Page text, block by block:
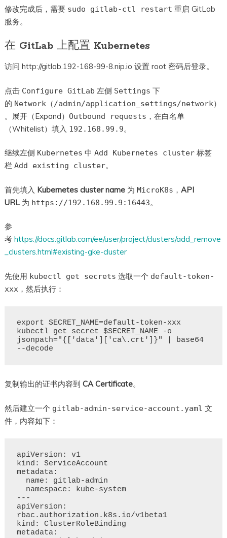
修改完成后，需要 sudo gitlab-ctl restart 重启 GitLab
服务。
在 GitLab 上配置 Kubernetes
访问 http://gitlab.192-168-99-8.nip.io 设置 root 密码后登录。
点击 Configure GitLab 左侧 Settings 下
的 Network （ /admin/application_settings/network）
。展开（Expand） Outbound requests ，在白名单
（Whitelist）填入 192.168.99.9。
继续左侧 Kubernetes 中 Add Kubernetes cluster标签
栏 Add existing cluster。
首先填入 Kubernetes cluster name为 MicroK8s ， API
URL为 https://192.168.99.9:16443。
参
考 https://docs.gitlab.com/ee/user/project/clusters/add_remove
_clusters.html#existing-gke-cluster
先使用 kubectl get secrets 选取一个 default-token-
xxx ，然后执行：
export SECRET_NAME=default-token-xxx
kubectl get secret $SECRET_NAME -o
jsonpath="{['data']['ca\.crt']}" | base64
复制输出的证书内容到 CA Certificate。
然后建立一个 gitlab-admin-service-account.yaml 文
件，内容如下：
apiVersion: v1
kind: ServiceAccount
metadata:
---
apiVersion:
rbac.authorization.k8s.io/v1beta1
kind: ClusterRoleBinding
metadata: